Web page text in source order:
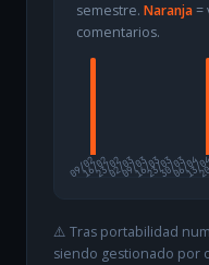
semestre. Naranja=
comentarios.
09/02
16/0223/0202/0309/0316/0323/0330/0306/04
13/
⚠️ Tras portabilidad
siendo gestionado por